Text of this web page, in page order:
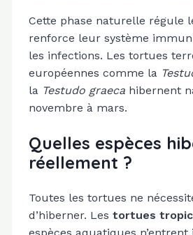
Cette phase naturelle régule
renforce leur système
les infections. Les tortues
européennes comme la
la Testudo graecahibernent
novembre à mars.
Quelles espèces
réellement ?
Toutes les tortues ne
d’hiberner. Les tortues